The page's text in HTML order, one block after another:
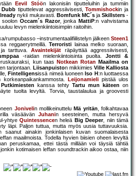
Eevil Stöön lakonisiin tiputteluihin ja tummiin
Dubb tiputtelevat aggressiivisesti,Tommishockin ja
nykii mukavasti. Bomfunk MC´sja Skillsters-
Occam´s Razor, jonka MattiP:n vahvistama
levyn mielenkiintoisimpiin raitoihin.
rumpubasso –instrumentaalifiilistelyn jälkeen Steen1
reggaerytmeillä.Terroristi lainaa melko suoraan,
ja tarttuva.Avaintekijät räpäyttää aggressiivisesti,
-raidan mielenkiintoisinta puolta. Jontti &
kun taas Notkean Rotan
Maailma on
tarjontaan. Liisanpuiston mikkimies Ville Kalliosta
Fintelligensissä nimeä luoneen Iso H :n luottaessa
korkeanpaikankammosta.
Leijonamielipistää ulos
Putkimiesten kanssa tehty Tartu mun käteen on
tuolta levyltä. Torvia, taustalaulua ja groovesti
Jonivelin mollikeinuttelu Mä yritän, folkahtavaa
väsäävän Juhanin seesteinen, mutta hersyvä
yhtyeQuintessencen heleä Big Deeper, niin tämä
läpi. Paljon tuttua, mutta myös uusia tuttavuuksia.
saanut ainakin jonkinlaisen kuvan suomalaisesta
maailmoista. Todella hyvien biisien oheen levyltä
peruskamaa, ettei tästä millään voi täysiä tähtiä
kotimaisen leffan soundtrackin aikoo ostaa, niin